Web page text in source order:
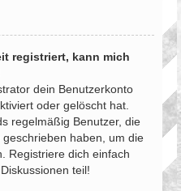
registriert, kann mich
dein Benutzerkonto
oder gelöscht hat.
regelmäßig Benutzer, die
haben, um die
Registriere dich einfach
teil!